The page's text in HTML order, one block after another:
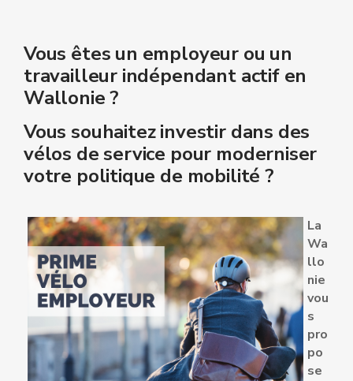
Vous êtes un employeur ou un
travailleur indépendant actif en
Wallonie ?
Vous souhaitez investir dans des
vélos de service pour moderniser
votre politique de mobilité ?
La
Wa
llo
nie
vou
s
pro
po
se